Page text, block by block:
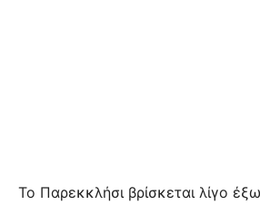
Το Παρεκκλήσι βρίσκεται λίγο